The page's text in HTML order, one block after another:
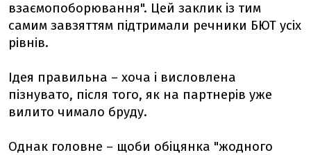
взаємопоборювання". Цей заклик із тим
самим завзяттям підтримали речники БЮТ усіх
рівнів.
Ідея правильна – хоча і висловлена
пізнувато, після того, як на партнерів уже
вилито чимало бруду.
Однак головне – щоби обіцянка "жодного